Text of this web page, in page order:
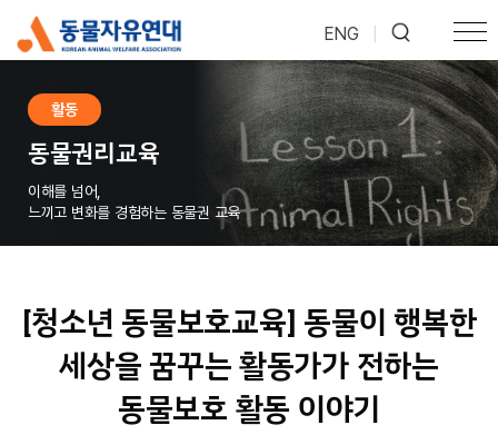
ENG
활동
동물권리교육
이해를 넘어,
느끼고 변화를 경험하는 동물권 교육
[청소년 동물보호교육] 동물이 행복한
세상을 꿈꾸는 활동가가 전하는
동물보호 활동 이야기